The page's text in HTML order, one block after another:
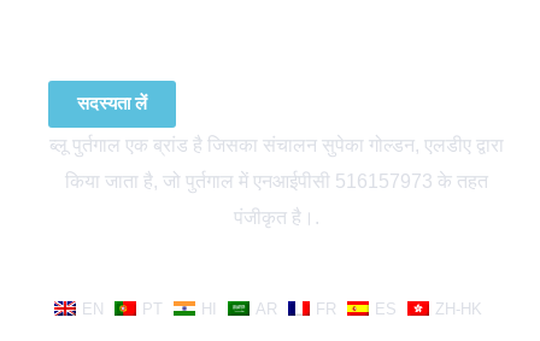
सदस्यता लें
ब्लू पुर्तगाल एक ब्रांड है जिसका संचालन सुपेका गोल्डन, एलडीए द्वारा
किया जाता है, जो पुर्तगाल में एनआईपीसी 516157973 के तहत
पंजीकृत है।.
EN PT HI AR FR ES ZH-HK